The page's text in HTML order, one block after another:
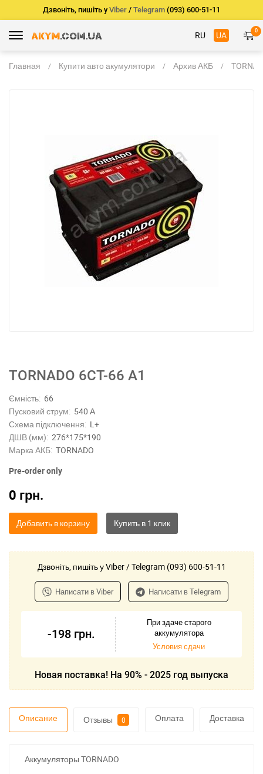
Дзвоніть, пишіть у Viber / Telegram (093) 600-51-11
RU UA 0
Главная Купити авто акумулятори Архив АКБ
ТORNADO 6СТ-66 А1
Ємність: 66
Пусковий струм: 540 А
Схема підключення: L+
ДШВ (мм): 276*175*190
Марка АКБ: TORNADO
Pre-order only
0 грн.
Добавить в корзину
Дзвоніть, пишіть у Viber / Telegram (093) 600-51-11
Написати в Viber Написати в Telegram
-198 грн.
При здаче старого
аккумулятора
Условия сдачи
Новая поставка! На 90% - 2025 год выпуска
Описание Отзывы 0 Оплата Доставка
Аккумуляторы TORNADO